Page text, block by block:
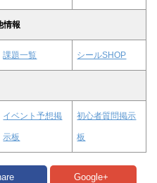
情報
課題一覧 シールSHOP
イベント予想掲
示板
初心者質問掲示
板
Google+